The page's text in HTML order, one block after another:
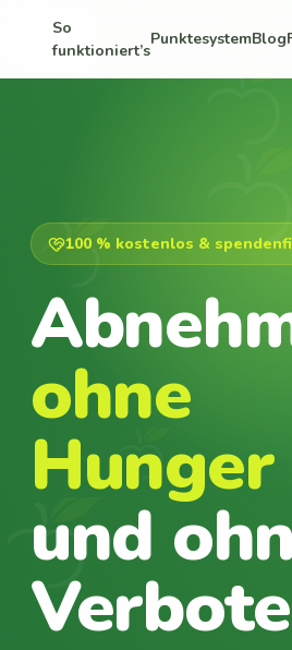
So
funktioniert’s
PunktesystemBlog
100 % kostenlos &
ohne
Hunger
und